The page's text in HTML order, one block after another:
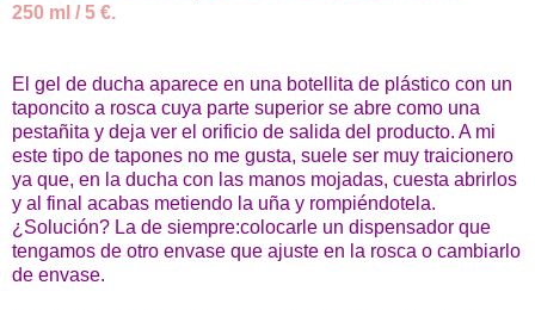
250 ml / 5 €.
El gel de ducha aparece en una botellita de plástico con un
taponcito a rosca cuya parte superior se abre como una
pestañita y deja ver el orificio de salida del producto. A mi
este tipo de tapones no me gusta, suele ser muy traicionero
ya que, en la ducha con las manos mojadas, cuesta abrirlos
y al final acabas metiendo la uña y rompiéndotela.
¿Solución? La de siempre:colocarle un dispensador que
tengamos de otro envase que ajuste en la rosca o cambiarlo
de envase.